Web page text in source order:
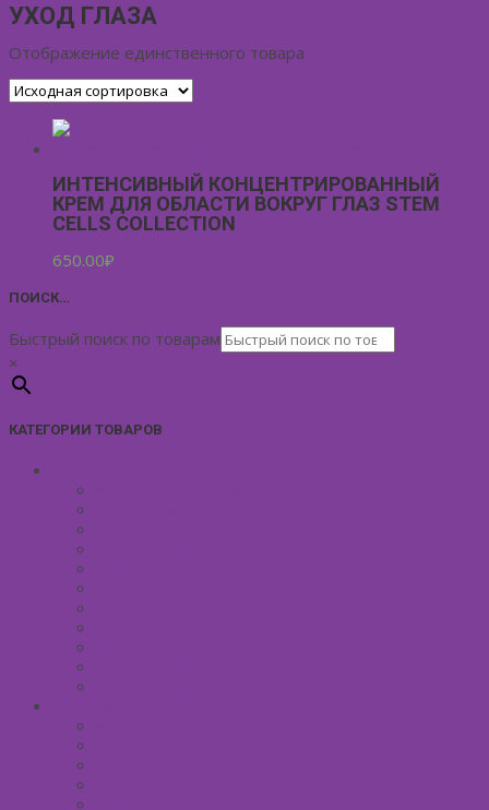
УХОД ГЛАЗА
Отображение единственного товара
ИНТЕНСИВНЫЙ КОНЦЕНТРИРОВАННЫЙ
КРЕМ ДЛЯ ОБЛАСТИ ВОКРУГ ГЛАЗ STEM
CELLS COLLECTION
650.00₽
ПОИСК…
Быстрый поиск по товарам
×
КАТЕГОРИИ ТОВАРОВ